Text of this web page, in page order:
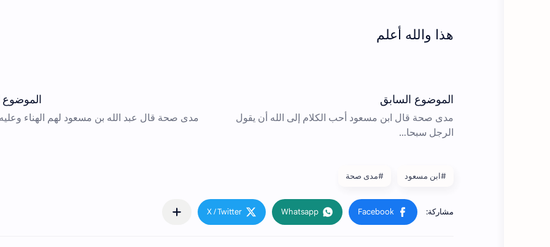
هذا والله أعلم
#ابن مسعود #مدى صحة